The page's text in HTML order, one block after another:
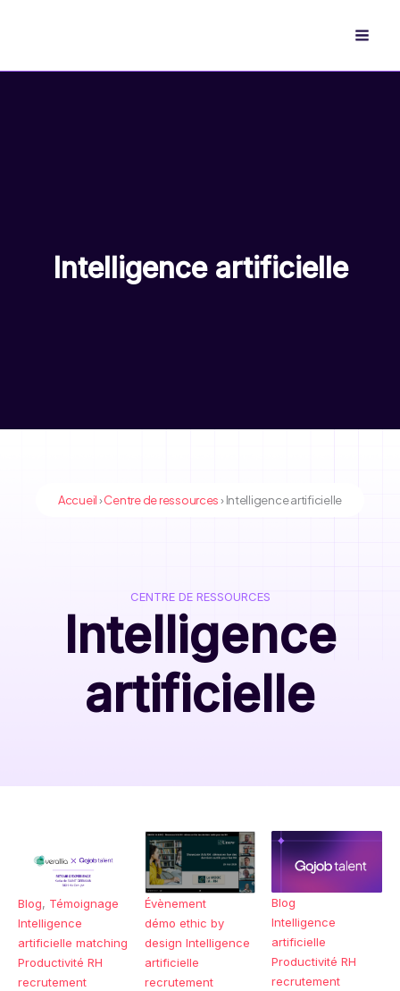
Intelligence artificielle
Accueil›Centre de ressources› Intelligence artificielle
CENTRE DE RESSOURCES
Intelligence
artificielle
Blog, Témoignage
Intelligence
artificielle matching
Productivité RH
recrutement
Évènement
démo ethic by
design Intelligence
artificielle
recrutement
Blog
Intelligence
artificielle
Productivité RH
recrutement